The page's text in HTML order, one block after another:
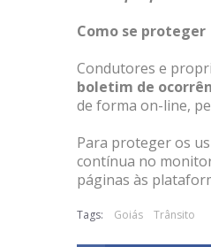
Como se proteger
Condutores e
boletim de
de forma on-line,
Para proteger os
contínua no
páginas às
Tags: Goiás Trânsito